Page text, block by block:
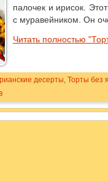
палочек и ирисок.
с муравейником. Он
Читать полностью
десерты Торты без